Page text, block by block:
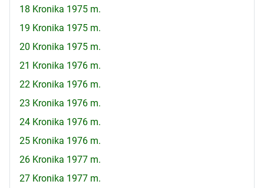
18 Kronika 1975 m.
19 Kronika 1975 m.
20 Kronika 1975 m.
21 Kronika 1976 m.
22 Kronika 1976 m.
23 Kronika 1976 m.
24 Kronika 1976 m.
25 Kronika 1976 m.
26 Kronika 1977 m.
27 Kronika 1977 m.